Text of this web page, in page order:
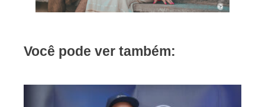
Você pode ver também: